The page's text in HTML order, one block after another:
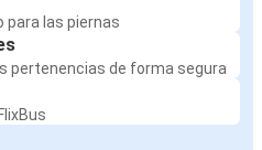
para las piernas
pertenencias de forma segura